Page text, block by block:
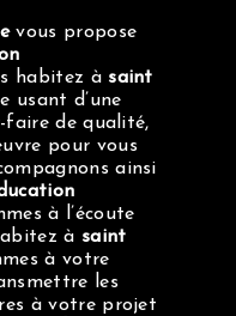
vous propose
habitez à saint
usant d’une
faire de qualité,
pour vous
ainsi
à l’écoute
à saint
à votre
les
à votre projet